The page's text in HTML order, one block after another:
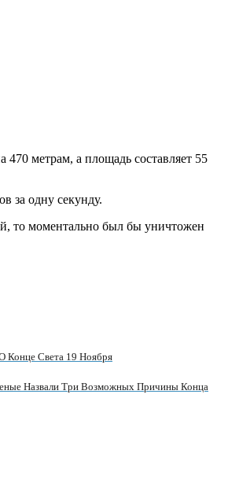
470 метрам, a площадь составляет 55
за одну секунду.
то моментально был бы уничтожен
Конце Света 19 Ноября
Назвали Три Возможных Причины Конца